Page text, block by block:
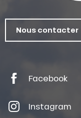
Nous contacter
Facebook
Instagram